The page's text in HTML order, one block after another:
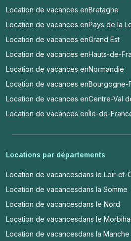
Location de vacances enBretagne
Location de vacances enPays de la
Location de vacances enGrand Est
Location de vacances enHauts-de-
Location de vacances enNormandie
Location de vacances enBourgogne-
Location de vacances enCentre-Val
Location de vacances enÎle-de-
Locations par départements
Location de vacancesdans le Loir-et-
Location de vacancesdans la Somme
Location de vacancesdans le Nord
Location de vacancesdans le
Location de vacancesdans la Manche